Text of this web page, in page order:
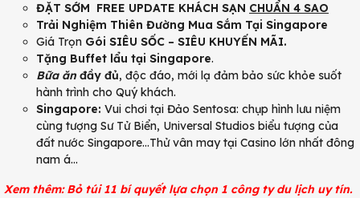
ĐẶT SỚM FREE UPDATE KHÁCH SẠN CHUẨN 4 SAO
Trải Nghiệm Thiên Đường Mua Sắm Tại Singapore
Giá Trọn Gói SIÊU SỐC – SIÊU KHUYẾN MÃI.
Tặng Buffet lẩu tại Singapore.
Bữa ăn đầy đủ, độc đáo, mới lạ đảm bảo sức khỏe suốt
hành trình cho Quý khách.
Singapore: Vui chơi tại Đảo Sentosa: chụp hình lưu niệm
cùng tượng Sư Tử Biển, Universal Studios biểu tượng của
đất nước Singapore…Thử vân may tại Casino lớn nhất đông
nam á…
Xem thêm: Bỏ túi 11 bí quyết lựa chọn 1 công ty du lịch uy tín.